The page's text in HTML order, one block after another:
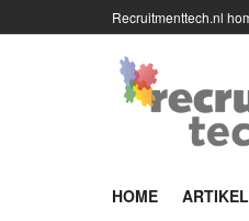
Recruitmenttech.nl
HOME